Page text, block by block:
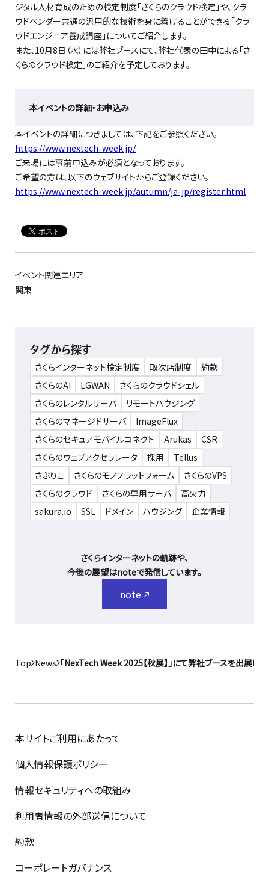
ジタル人材育成のための検定制度「さくらのクラウド検定」や、クラ
ウドベンダー共通の汎用的な技術を身に着けることができる「クラ
ウドエンジニア養成講座」についてご紹介します。
また、10月8日（水）には弊社ブースにて、弊社代表の田中による「さ
くらのクラウド検定」のご紹介を予定しております。
本イベントの詳細・お申込み
本イベントの詳細につきましては、下記をご参照ください。
https://www.nextech-week.jp/
ご来場には事前申込みが必須となっております。
ご希望の方は、以下のウェブサイトからご登録ください。
https://www.nextech-week.jp/autumn/ja-jp/register.html
イベント関連エリア
関東
タグから探す
さくらインターネット検定制度 取次店制度
約款
さくらのAI
LGWAN
さくらのクラウドシェル
さくらのレンタルサーバ
リモートハウジング
さくらのマネージドサーバ
ImageFlux
さくらのセキュアモバイルコネクト
Arukas
CSR
さくらのウェブアクセラレータ
採用
Tellus
さぶりこ
さくらのモノプラットフォーム
さくらのVPS
さくらのクラウド
さくらの専用サーバ
高火力
sakura.io
SSL ドメイン ハウジング 企業情報
さくらインターネットの軌跡や、
今後の展望はnoteで発信しています。
note
Top News 「NexTech Week 2025【秋展】」にて弊社ブースを出展し
本サイトご利用にあたって
個人情報保護ポリシー
情報セキュリティへの取組み
利用者情報の外部送信について
約款
コーポレートガバナンス